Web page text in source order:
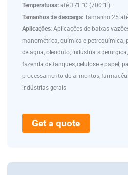
Temperaturas: até 371 °C (700 °F).
Tamanhos de descarga: Tamanho 25
Aplicações: Aplicações de baixas
manométrica, química e petroquímica,
de água, oleoduto, indústria
fazenda de tanques, celulose e papel,
processamento de alimentos,
indústrias gerais
Get a quote